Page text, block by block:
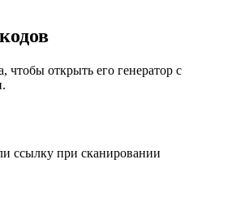
чтобы открыть его генератор с
ссылку при сканировании